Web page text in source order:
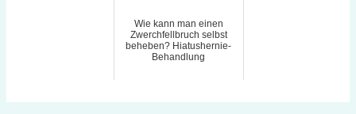
Wie kann man einen
Zwerchfellbruch selbst
beheben? Hiatushernie-
Behandlung